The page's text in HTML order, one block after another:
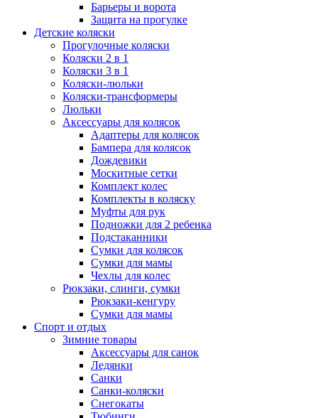
Барьеры и ворота
Защита на прогулке
Детские коляски
Прогулочные коляски
Коляски 2 в 1
Коляски 3 в 1
Коляски-люльки
Коляски-трансформеры
Люльки
Аксессуары для колясок
Адаптеры для колясок
Бампера для колясок
Дождевики
Москитные сетки
Комплект колес
Комплекты в коляску
Муфты для рук
Подножки для 2 ребенка
Подстаканники
Сумки для колясок
Сумки для мамы
Чехлы для колес
Рюкзаки, слинги, сумки
Рюкзаки-кенгуру
Сумки для мамы
Спорт и отдых
Зимние товары
Аксессуары для санок
Ледянки
Санки
Санки-коляски
Снегокаты